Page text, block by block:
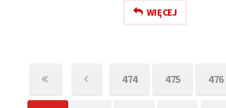
WIĘCEJ
474 475 476